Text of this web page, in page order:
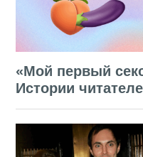
«Мой первый
Истории